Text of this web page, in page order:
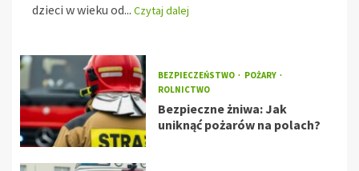
dzieci w wieku od... Czytaj dalej
BEZPIECZEŃSTWO
POŻARY
ROLNICTWO
Bezpieczne żniwa: Jak
uniknąć pożarów na polach?